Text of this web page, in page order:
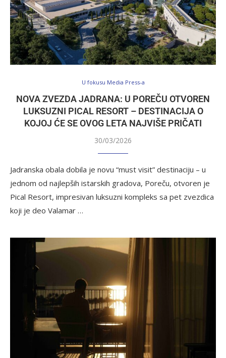
U fokusu Media Press-a
NOVA ZVEZDA JADRANA: U POREČU OTVOREN
LUKSUZNI PICAL RESORT – DESTINACIJA O
KOJOJ ĆE SE OVOG LETA NAJVIŠE PRIČATI
30/03/2026
Jadranska obala dobila je novu “must visit” destinaciju – u
jednom od najlepših istarskih gradova, Poreču, otvoren je
Pical Resort, impresivan luksuzni kompleks sa pet zvezdica
koji je deo Valamar …